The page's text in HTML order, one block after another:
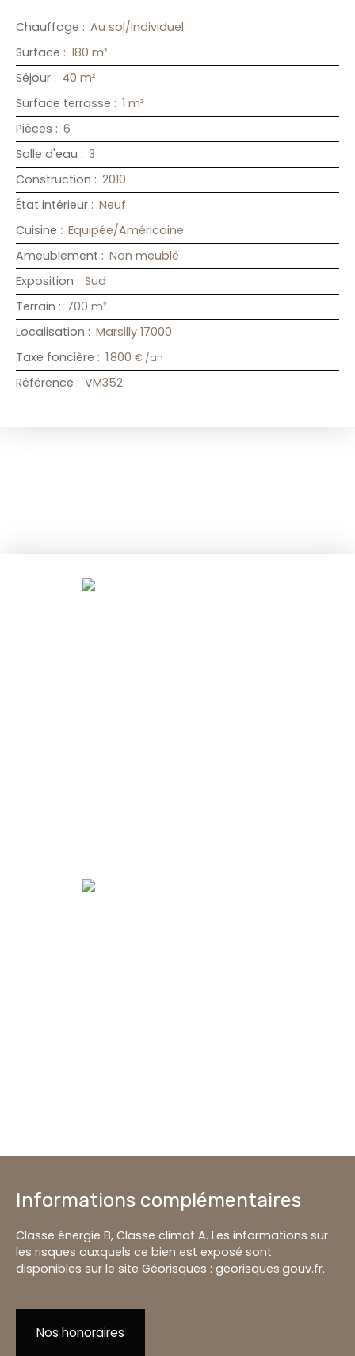
Chauffage : Au sol/Individuel
Surface : 180 m²
Séjour : 40 m²
Surface terrasse : 1 m²
Pièces : 6
Salle d'eau : 3
Construction : 2010
État intérieur : Neuf
Cuisine : Equipée/Américaine
Ameublement : Non meublé
Exposition : Sud
Terrain : 700 m²
Localisation : Marsilly 17000
Taxe foncière : 1 800 € /an
Référence : VM352
Informations complémentaires
Classe énergie B, Classe climat A. Les informations sur
les risques auxquels ce bien est exposé sont
disponibles sur le site Géorisques : georisques.gouv.fr.
Nos honoraires